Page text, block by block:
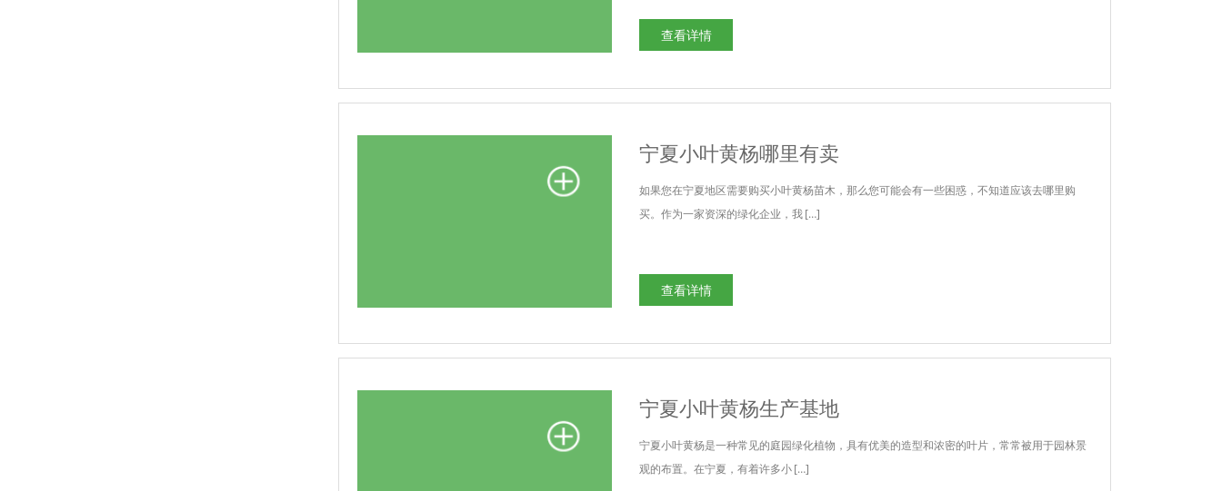
查看详情
宁夏小叶黄杨哪里有卖
如果您在宁夏地区需要购买小叶黄杨苗木，那么您可能会有一些困惑，不知道应该去哪里购
买。作为一家资深的绿化企业，我 […]
查看详情
宁夏小叶黄杨生产基地
宁夏小叶黄杨是一种常见的庭园绿化植物，具有优美的造型和浓密的叶片，常常被用于园林景
观的布置。在宁夏，有着许多小 […]